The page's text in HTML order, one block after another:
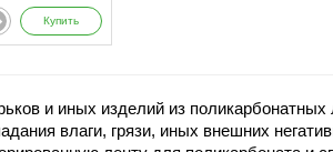
Купить
и иных изделий из поликарбонатных
влаги, грязи, иных внешних